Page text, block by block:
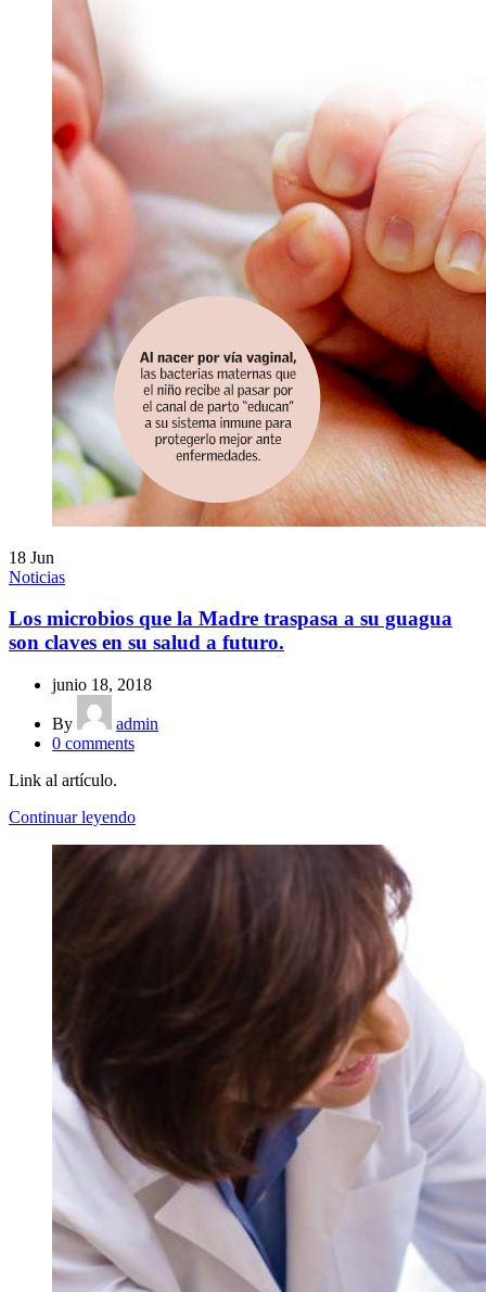
18 Jun
Noticias
Los microbios que la Madre traspasa a su guagua
son claves en su salud a futuro.
junio 18, 2018
By
admin
0 comments
Link al artículo.
Continuar leyendo